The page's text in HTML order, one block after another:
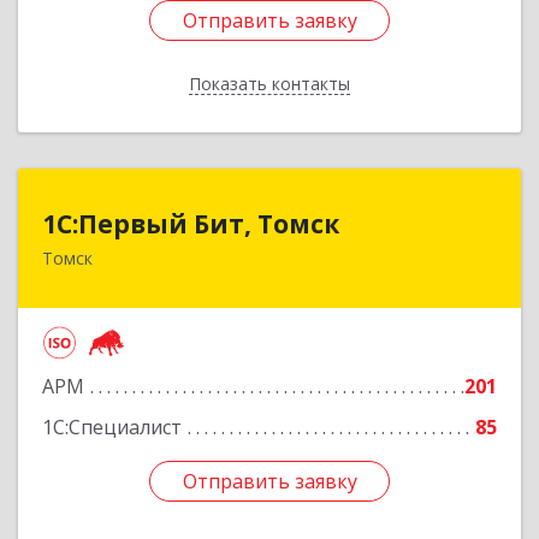
Отправить заявку
Показать контакты
Отправить заявку
Назад
1С:Первый Бит, Томск
Томск
АРМ
201
1С:Специалист
85
Отправить заявку
634041, Томская обл, Томск г, Кирова пр-кт,
Отправить заявку